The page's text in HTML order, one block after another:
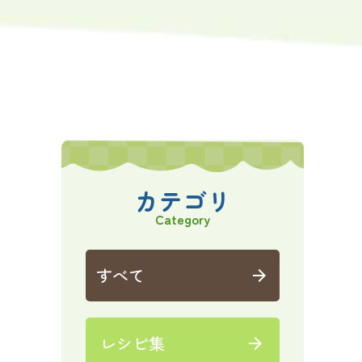
カテゴリ
Category
すべて arrow_forward
レシピ集 arrow_forward